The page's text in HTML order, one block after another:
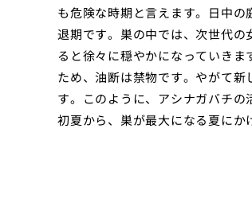
も危険な時期と言えます。日中
退期です。巣の中では、次世代
ると徐々に穏やかになっていき
ため、油断は禁物です。やがて
す。このように、アシナガバチ
初夏から、巣が最大になる夏にか